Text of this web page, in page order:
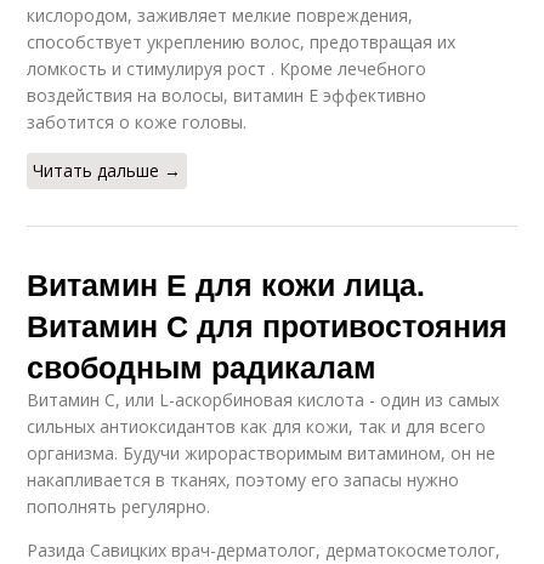
кислородом, заживляет мелкие повреждения,
способствует укреплению волос, предотвращая их
ломкость и стимулируя рост . Кроме лечебного
воздействия на волосы, витамин Е эффективно
заботится о коже головы.
Читать дальше →
Витамин Е для кожи лица.
Витамин С для противостояния
свободным радикалам
Витамин С, или L-аскорбиновая кислота - один из самых
сильных антиоксидантов как для кожи, так и для всего
организма. Будучи жирорастворимым витамином, он не
накапливается в тканях, поэтому его запасы нужно
пополнять регулярно.
Разида Савицких врач-дерматолог, дерматокосметолог,